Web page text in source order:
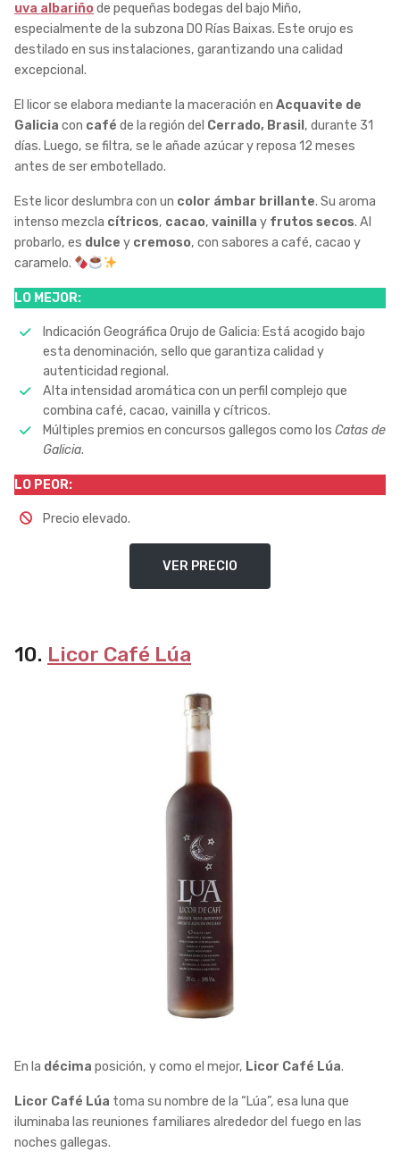
uva albariñode pequeñas bodegas del bajo Miño,
especialmente de la subzona DO Rías Baixas. Este orujo es
destilado en sus instalaciones, garantizando una calidad
excepcional.
El licor se elabora mediante la maceración en Acquavite de
Galicia con café de la región del Cerrado, Brasil , durante 31
días. Luego, se filtra, se le añade azúcar y reposa 12 meses
antes de ser embotellado.
Este licor deslumbra con un color ámbar brillante. Su aroma
intenso mezcla cítricos, cacao, vainilla y frutos secos. Al
probarlo, es dulce y cremoso, con sabores a café, cacao y
caramelo.
LO MEJOR:
Indicación Geográfica Orujo de Galicia: Está acogido bajo
esta denominación, sello que garantiza calidad y
autenticidad regional.
Alta intensidad aromática con un perfil complejo que
combina café, cacao, vainilla y cítricos.
Múltiples premios en concursos gallegos como los Catas de
Galicia.
LO PEOR:
Precio elevado.
VER PRECIO
10. Licor Café Lúa
En la décima posición, y como el mejor, Licor Café Lúa.
Licor Café Lúa toma su nombre de la “Lúa”, esa luna que
iluminaba las reuniones familiares alrededor del fuego en las
noches gallegas.